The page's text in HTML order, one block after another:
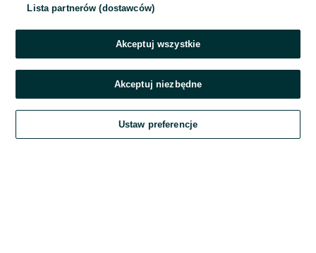
Nie pamiętasz hasła?
Zaloguj się
Kontynuując za pośrednictwem jednego z dostawców wskazanych powyżej,
Regulamin serwisu OLX.pl w jego aktualnym brzmieniu.
Lista partnerów (dostawców)
Akceptuj wszystkie
Akceptuj niezbędne
Ustaw preferencje